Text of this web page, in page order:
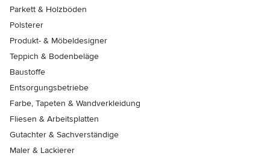
Parkett & Holzböden
Polsterer
Produkt- & Möbeldesigner
Teppich & Bodenbeläge
Baustoffe
Entsorgungsbetriebe
Farbe, Tapeten & Wandverkleidung
Fliesen & Arbeitsplatten
Gutachter & Sachverständige
Maler & Lackierer